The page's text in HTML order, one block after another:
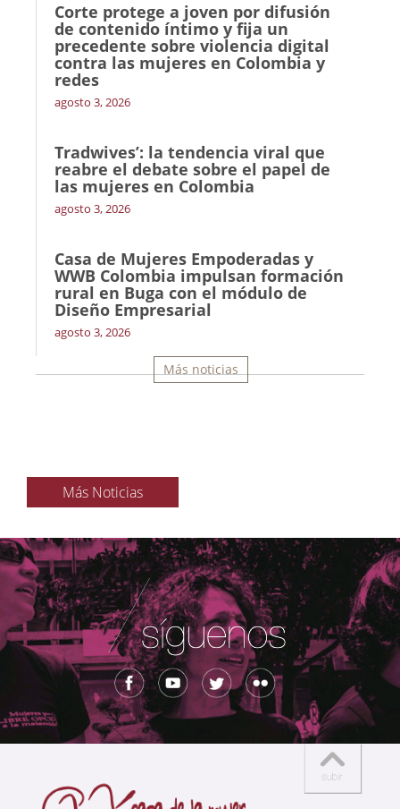
Corte protege a joven por difusión
de contenido íntimo y fija un
precedente sobre violencia digital
contra las mujeres en Colombia y
redes
agosto 3, 2026
Tradwives’: la tendencia viral que
reabre el debate sobre el papel de
las mujeres en Colombia
agosto 3, 2026
Casa de Mujeres Empoderadas y
WWB Colombia impulsan formación
rural en Buga con el módulo de
Diseño Empresarial
agosto 3, 2026
Más noticias
Más Noticias